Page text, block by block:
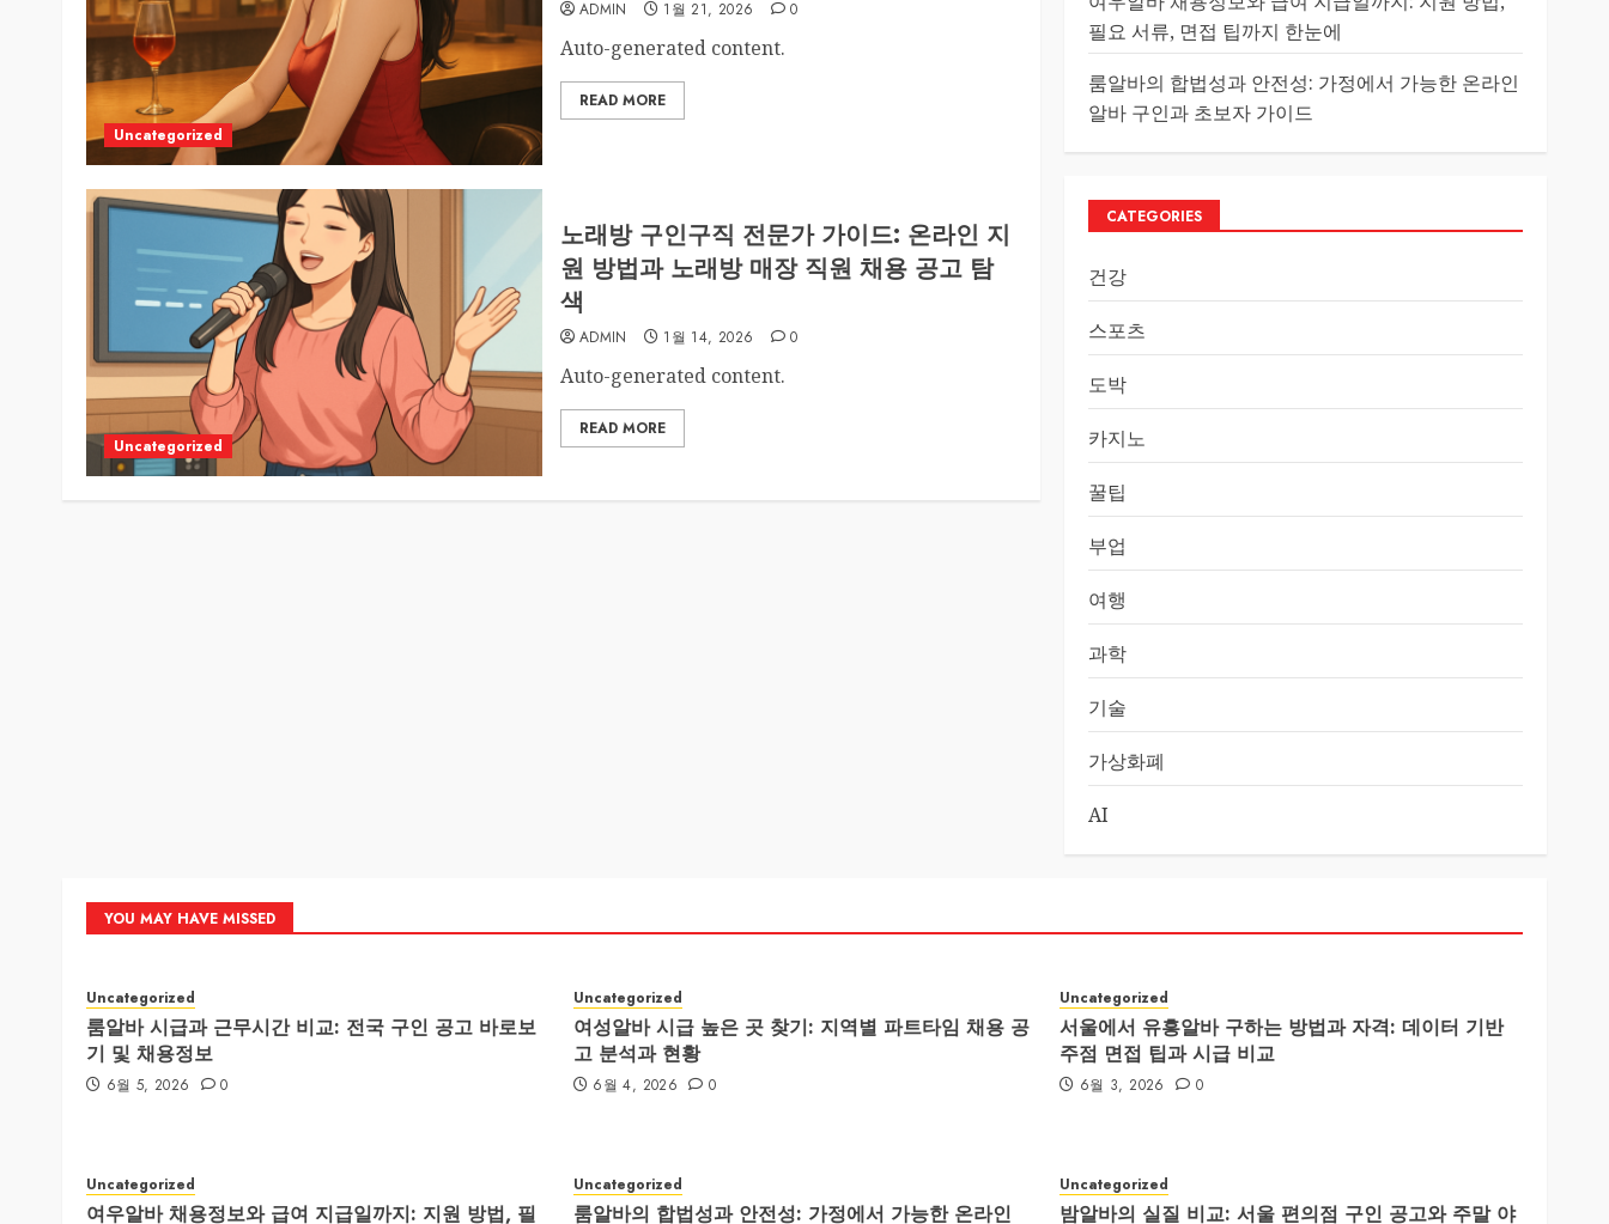
Uncategorized
ADMIN 1월 21, 2026 0
Auto-generated content.
READ MORE
Uncategorized
노래방 구인구직 전문가 가이드: 온라인 지
원 방법과 노래방 매장 직원 채용 공고 탐
색
ADMIN 1월 14, 2026 0
Auto-generated content.
READ MORE
필요 서류, 면접 팁까지 한눈에
룸알바의 합법성과 안전성: 가정에서 가능한 온라인
알바 구인과 초보자 가이드
CATEGORIES
건강
스포츠
도박
카지노
꿀팁
부업
여행
과학
기술
가상화폐
AI
YOU MAY HAVE MISSED
Uncategorized
룸알바 시급과 근무시간 비교: 전국 구인 공고 바로보
기 및 채용정보
6월 5, 2026 0
Uncategorized
여성알바 시급 높은 곳 찾기: 지역별 파트타임 채용 공
고 분석과 현황
6월 4, 2026 0
Uncategorized
서울에서 유흥알바 구하는 방법과 자격: 데이터 기반
주점 면접 팁과 시급 비교
6월 3, 2026 0
Uncategorized
여우알바 채용정보와 급여 지급일까지: 지원 방법, 필
Uncategorized
룸알바의 합법성과 안전성: 가정에서 가능한 온라인
Uncategorized
밤알바의 실질 비교: 서울 편의점 구인 공고와 주말 야